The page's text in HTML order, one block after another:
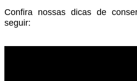
Confira nossas dicas de
seguir: